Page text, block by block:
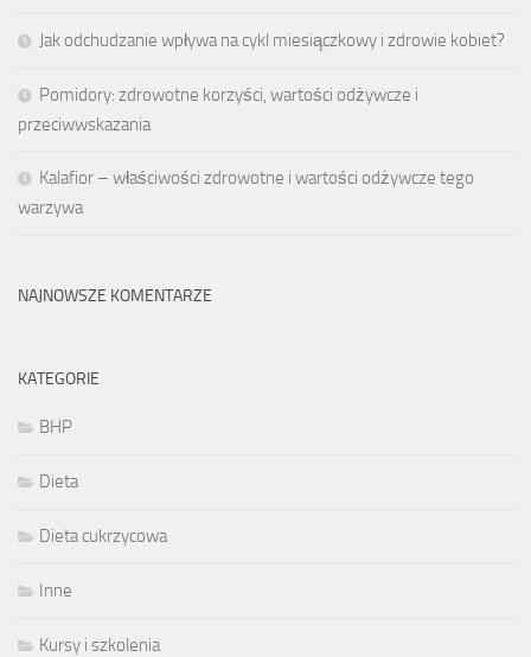
Jak odchudzanie wpływa na cykl miesiączkowy i zdrowie kobiet?
Pomidory: zdrowotne korzyści, wartości odżywcze i
przeciwwskazania
Kalafior – właściwości zdrowotne i wartości odżywcze tego
warzywa
NAJNOWSZE KOMENTARZE
KATEGORIE
BHP
Dieta
Dieta cukrzycowa
Inne
Kursy i szkolenia